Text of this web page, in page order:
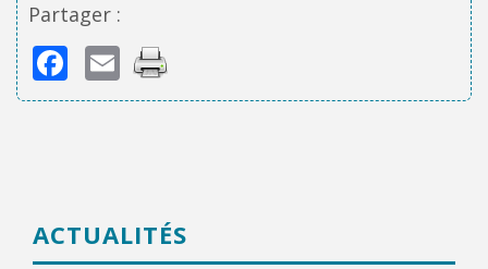
Partager :
Facebook
Email
ACTUALITÉS